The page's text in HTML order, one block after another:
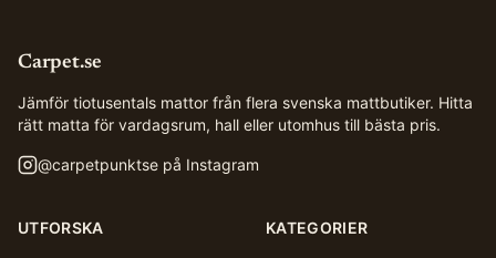
Carpet.se
Jämför tiotusentals mattor från flera svenska mattbutiker. Hitta
rätt matta för vardagsrum, hall eller utomhus till bästa pris.
@carpetpunktse på Instagram
UTFORSKA KATEGORIER